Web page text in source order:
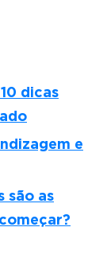
dicas
e
são as